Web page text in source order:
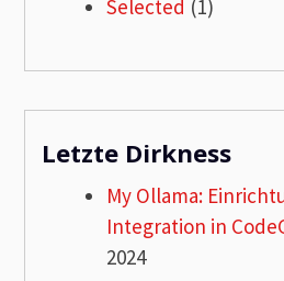
Selected (1)
Letzte Dirkness
My Ollama:
Integration in
2024